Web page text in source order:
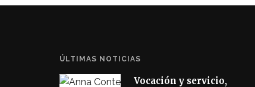
ÚLTIMAS NOTICIAS
Vocación y servicio,